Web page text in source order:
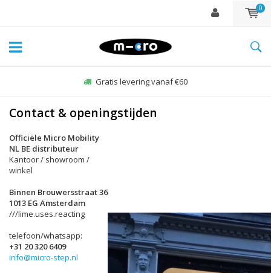
0
Gratis levering vanaf €60
Contact & openingstijden
Officiële Micro Mobility
NL BE distributeur
Kantoor / showroom /
winkel
Binnen Brouwersstraat 36
1013 EG Amsterdam
///lime.uses.reacting
telefoon/whatsapp:
+31 20 320 6409
info@micro-step.nl